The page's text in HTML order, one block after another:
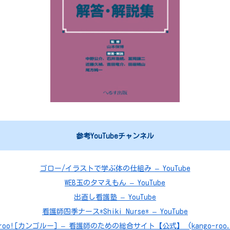
参考YouTubeチャンネル
ゴロー/イラストで学ぶ体の仕組み – YouTube
WEB玉のタマえもん – YouTube
出直し看護塾 – YouTube
看護師四季ナース*Shiki Nurse* – YouTube
カンゴルー] – 看護師のための総合サイト【公式】 (kango-